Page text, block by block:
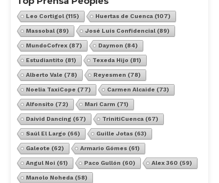
Leo Cortigol(115) Huertas de Cuenca(107)
Massobal(89) José Luis Confidencial(89)
MundoCofrex(87) Daymon (84)
Estudiantito (81) Texeda Hijo (81)
Alberto Vale (78) Reyesmen (78)
Noelia TaxiCope (77) Carmen Alcaide (73)
Alfonsito (72) Mari Carm (71)
Daivid Dancing (67) TrinitiCuenca(67)
Saúl El Largo (66) Guille Jotas(63)
Galeote (62) Armario Gómes(61)
Angul Noi (61) Paco Gullón (60) Alex 360 (59)
Manolo Noheda(58)